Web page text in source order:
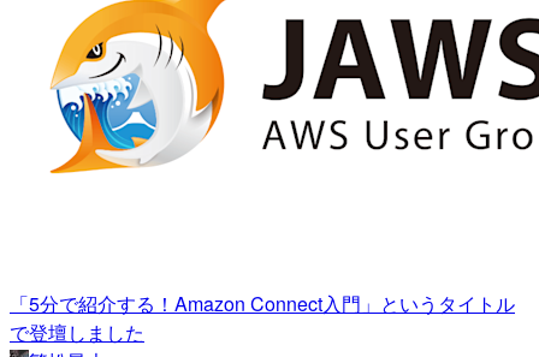
「5分で紹介する！Amazon Connect入門」というタイトル
で登壇しました